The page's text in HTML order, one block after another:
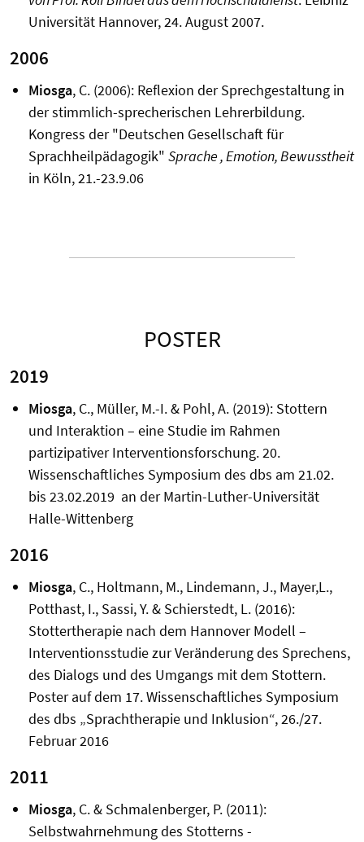
Universität Hannover, 24. August 2007.
2006
Miosga, C. (2006): Reflexion der Sprechgestaltung in
der stimmlich-sprecherischen Lehrerbildung.
Kongress der "Deutschen Gesellschaft für
Sprachheilpädagogik" Sprache , Emotion, Bewusstheit
in Köln, 21.-23.9.06
POSTER
2019
Miosga, C., Müller, M.-I. & Pohl, A. (2019): Stottern
und Interaktion – eine Studie im Rahmen
partizipativer Interventionsforschung. 20.
Wissenschaftliches Symposium des dbs am 21.02.
bis 23.02.2019 an der Martin-Luther-Universität
Halle-Wittenberg
2016
Miosga, C., Holtmann, M., Lindemann, J., Mayer,L.,
Potthast, I., Sassi, Y. & Schierstedt, L. (2016):
Stottertherapie nach dem Hannover Modell –
Interventionsstudie zur Veränderung des Sprechens,
des Dialogs und des Umgangs mit dem Stottern.
Poster auf dem 17. Wissenschaftliches Symposium
des dbs „Sprachtherapie und Inklusion“, 26./27.
Februar 2016
2011
Miosga, C. & Schmalenberger, P. (2011):
Selbstwahrnehmung des Stotterns -